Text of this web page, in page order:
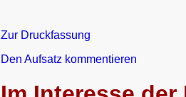
Zur Druckfassung
Den Aufsatz kommentieren